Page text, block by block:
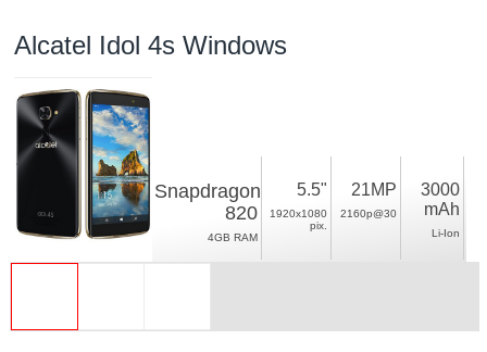
Alcatel Idol 4s Windows
Snapdragon
820
4GB RAM
5.5"
1920x1080
pix.
21MP
2160p@30
3000
mAh
Li-Ion